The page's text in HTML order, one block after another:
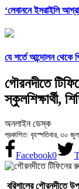
‘লেবাননে ইসরাইলি
যে শর্তে আন্দোলন থেকে
গৌরনদীতে
স্কুলশিক্ষার্থী,
অনলাইন ডেস্ক
প্রকাশিত: বৃহস্পতিবার, ৩০
Facebook0
বরিশালের গৌরনদীতে